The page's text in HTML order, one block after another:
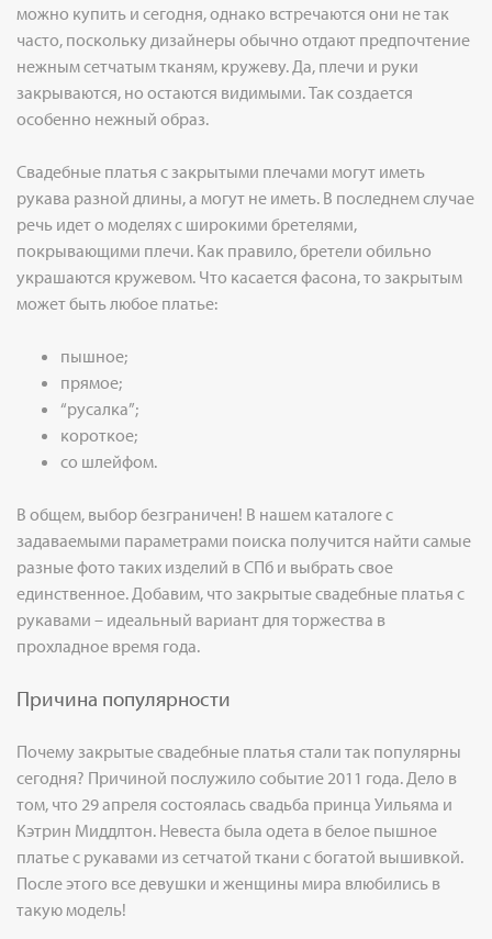
можно купить и сегодня, однако встречаются они не так
часто, поскольку дизайнеры обычно отдают предпочтение
нежным сетчатым тканям, кружеву. Да, плечи и руки
закрываются, но остаются видимыми. Так создается
особенно нежный образ.
Свадебные платья с закрытыми плечами могут иметь
рукава разной длины, а могут не иметь. В последнем случае
речь идет о моделях с широкими бретелями,
покрывающими плечи. Как правило, бретели обильно
украшаются кружевом. Что касается фасона, то закрытым
может быть любое платье:
пышное;
прямое;
“русалка”;
короткое;
со шлейфом.
В общем, выбор безграничен! В нашем каталоге с
задаваемыми параметрами поиска получится найти самые
разные фото таких изделий в СПб и выбрать свое
единственное. Добавим, что закрытые свадебные платья с
рукавами – идеальный вариант для торжества в
прохладное время года.
Причина популярности
Почему закрытые свадебные платья стали так популярны
сегодня? Причиной послужило событие 2011 года. Дело в
том, что 29 апреля состоялась свадьба принца Уильяма и
Кэтрин Миддлтон. Невеста была одета в белое пышное
платье с рукавами из сетчатой ткани с богатой вышивкой.
После этого все девушки и женщины мира влюбились в
такую модель!